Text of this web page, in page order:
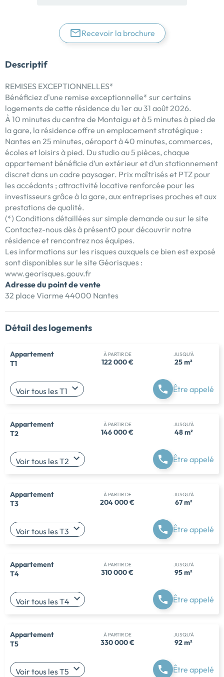
Recevoir la brochure
Descriptif
REMISES EXCEPTIONNELLES*
Bénéficiez d'une remise exceptionnelle* sur certains
logements de cette résidence du 1er au 31 août 2026.
À 10 minutes du centre de Montaigu et à 5 minutes à pied de
la gare, la résidence offre un emplacement stratégique :
Nantes en 25 minutes, aéroport à 40 minutes, commerces,
écoles et loisirs à pied. Du studio au 5 pièces, chaque
appartement bénéficie d’un extérieur et d’un stationnement
discret dans un cadre paysager. Prix maîtrisés et PTZ pour
les accédants ; attractivité locative renforcée pour les
investisseurs grâce à la gare, aux entreprises proches et aux
prestations de qualité.
(*) Conditions détaillées sur simple demande ou sur le site
Contactez-nous dès à présent0 pour découvrir notre
résidence et rencontrez nos équipes.
Les informations sur les risques auxquels ce bien est exposé
sont disponibles sur le site Géorisques :
www.georisques.gouv.fr
Adresse du point de vente
32 place Viarme 44000 Nantes
Détail des logements
Appartement
T1
À PARTIR DE
122 000 €
JUSQU'À
25 m²
Voir tous les T1 Être appelé
Appartement
T2
À PARTIR DE
146 000 €
JUSQU'À
48 m²
Voir tous les T2 Être appelé
Appartement
T3
À PARTIR DE
204 000 €
JUSQU'À
67 m²
Voir tous les T3 Être appelé
Appartement
T4
À PARTIR DE
310 000 €
JUSQU'À
95 m²
Voir tous les T4 Être appelé
Appartement
T5
À PARTIR DE
330 000 €
JUSQU'À
92 m²
Voir tous les T5 Être appelé